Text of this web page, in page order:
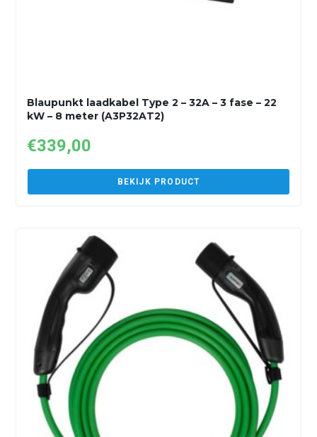
Blaupunkt laadkabel Type 2 – 32A – 3 fase – 22
kW – 8 meter (A3P32AT2)
€339,00
BEKIJK PRODUCT